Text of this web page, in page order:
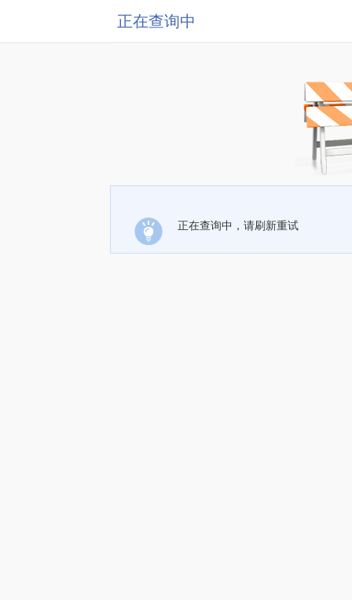
正在查询中
正在查询中，请刷新重试